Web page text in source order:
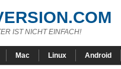
IST NICHT EINFACH!
Mac Linux Android